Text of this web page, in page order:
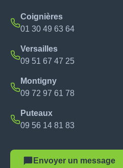
Coignières
01 30 49 63 64
Versailles
09 51 67 47 25
Montigny
09 72 97 61 78
Puteaux
09 56 14 81 83
Envoyer un message